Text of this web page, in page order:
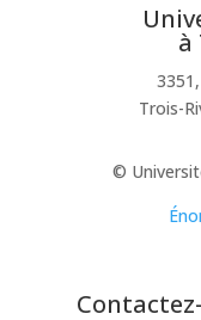
à
Trois-
©